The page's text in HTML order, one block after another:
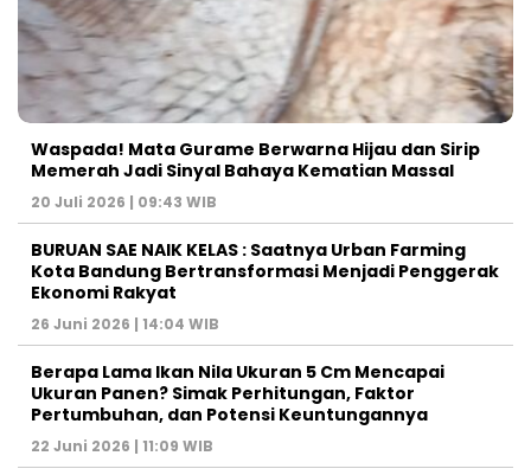
Waspada! Mata Gurame Berwarna Hijau dan Sirip
Memerah Jadi Sinyal Bahaya Kematian Massal
20 Juli 2026 | 09:43 WIB
BURUAN SAE NAIK KELAS : Saatnya Urban Farming
Kota Bandung Bertransformasi Menjadi Penggerak
Ekonomi Rakyat
26 Juni 2026 | 14:04 WIB
Berapa Lama Ikan Nila Ukuran 5 Cm Mencapai
Ukuran Panen? Simak Perhitungan, Faktor
Pertumbuhan, dan Potensi Keuntungannya
22 Juni 2026 | 11:09 WIB